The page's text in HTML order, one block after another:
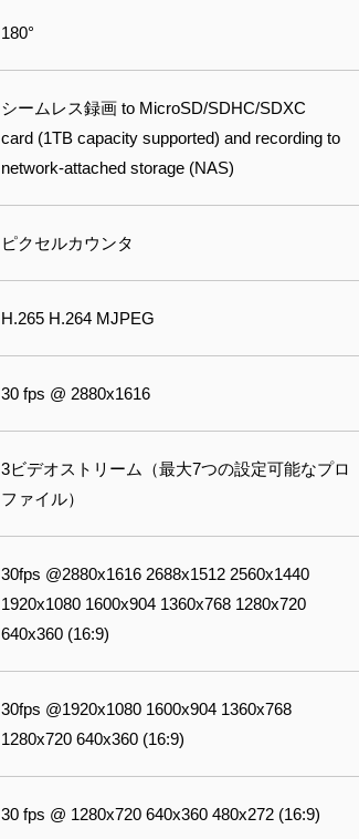
180°
シームレス録画 to MicroSD/SDHC/SDXC
card (1TB capacity supported) and recording to
network-attached storage (NAS)
ピクセルカウンタ
H.265 H.264 MJPEG
30 fps @ 2880x1616
3ビデオストリーム（最大7つの設定可能なプロ
ファイル）
30fps @2880x1616 2688x1512 2560x1440
1920x1080 1600x904 1360x768 1280x720
640x360 (16:9)
30fps @1920x1080 1600x904 1360x768
1280x720 640x360 (16:9)
30 fps @ 1280x720 640x360 480x272 (16:9)